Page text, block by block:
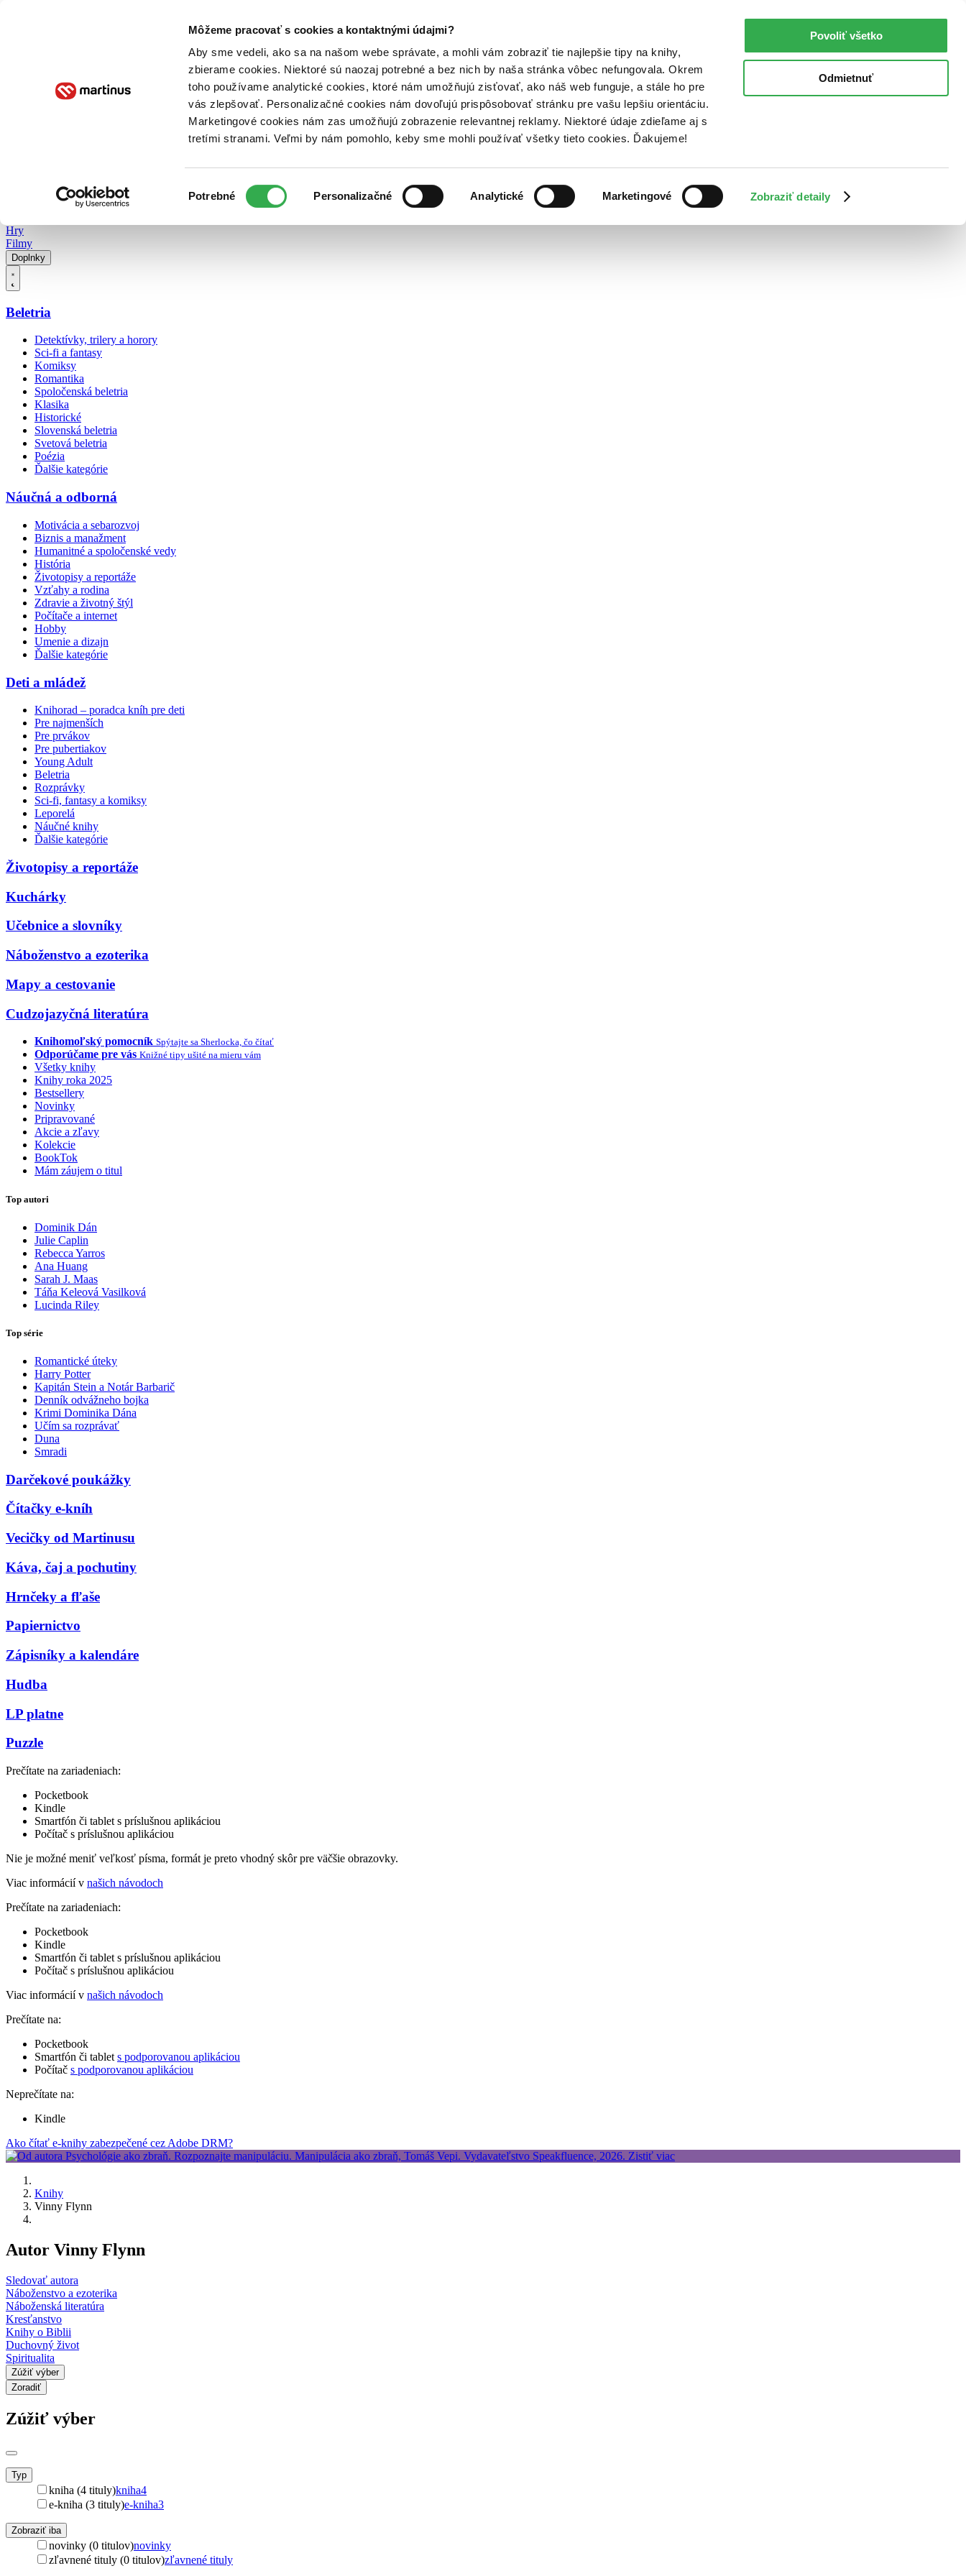
Môžeme pracovať s cookies a kontaktnými údajmi?
Aby sme vedeli, ako sa na našom webe správate, a mohli vám zobraziť tie najlepšie tipy na knihy,
zbierame cookies. Niektoré sú naozaj potrebné a bez nich by naša stránka vôbec nefungovala. Okrem
toho používame analytické cookies, ktoré nám umožňujú zisťovať, ako náš web funguje, a stále ho pre
vás zlepšovať. Personalizačné cookies nám dovoľujú prispôsobovať stránku pre vašu lepšiu orientáciu.
Marketingové cookies nám zas umožňujú zobrazenie relevantnej reklamy. Niektoré údaje zdieľame aj s
tretími stranami. Veľmi by nám pomohlo, keby sme mohli používať všetky tieto cookies. Ďakujeme!
súhlasu
Potrebné Personalizačné Analytické Marketingové Zobraziť detaily
Povoliť všetko
Odmietnuť
Poukážky Kontakt
Hry
Filmy
Doplnky
Beletria
Detektívky, trilery a horory
Sci-fi a fantasy
Komiksy
Romantika
Spoločenská beletria
Klasika
Historické
Slovenská beletria
Svetová beletria
Poézia
Ďalšie kategórie
Náučná a odborná
Motivácia a sebarozvoj
Biznis a manažment
Humanitné a spoločenské vedy
História
Životopisy a reportáže
Vzťahy a rodina
Zdravie a životný štýl
Počítače a internet
Hobby
Umenie a dizajn
Ďalšie kategórie
Deti a mládež
Knihorad – poradca kníh pre deti
Pre najmenších
Pre prvákov
Pre pubertiakov
Young Adult
Beletria
Rozprávky
Sci-fi, fantasy a komiksy
Leporelá
Náučné knihy
Ďalšie kategórie
Životopisy a reportáže
Kuchárky
Učebnice a slovníky
Náboženstvo a ezoterika
Mapy a cestovanie
Cudzojazyčná literatúra
Knihomoľský pomocník Spýtajte sa Sherlocka, čo čítať
Odporúčame pre vás Knižné tipy ušité na mieru vám
Všetky knihy
Knihy roka 2025
Bestsellery
Novinky
Pripravované
Akcie a zľavy
Kolekcie
BookTok
Mám záujem o titul
Top autori
Dominik Dán
Julie Caplin
Rebecca Yarros
Ana Huang
Sarah J. Maas
Táňa Keleová Vasilková
Lucinda Riley
Top série
Romantické úteky
Harry Potter
Kapitán Stein a Notár Barbarič
Denník odvážneho bojka
Krimi Dominika Dána
Učím sa rozprávať
Duna
Smradi
Darčekové poukážky
Čítačky e-kníh
Vecičky od Martinusu
Káva, čaj a pochutiny
Hrnčeky a fľaše
Papiernictvo
Zápisníky a kalendáre
Hudba
LP platne
Puzzle
Prečítate na zariadeniach:
Pocketbook
Kindle
Smartfón či tablet s príslušnou aplikáciou
Počítač s príslušnou aplikáciou
Nie je možné meniť veľkosť písma, formát je preto vhodný skôr pre väčšie obrazovky.
Viac informácií v našich návodoch
Prečítate na zariadeniach:
Pocketbook
Kindle
Smartfón či tablet s príslušnou aplikáciou
Počítač s príslušnou aplikáciou
Viac informácií v našich návodoch
Prečítate na:
Pocketbook
Smartfón či tablet s podporovanou aplikáciou
Počítač s podporovanou aplikáciou
Neprečítate na:
Kindle
Ako čítať e-knihy zabezpečené cez Adobe DRM?
Knihy
Vinny Flynn
Autor Vinny Flynn
Sledovať autora
Náboženstvo a ezoterika
Náboženská literatúra
Kresťanstvo
Knihy o Biblii
Duchovný život
Spiritualita
Zúžiť výber
Zoradiť
Zúžiť výber
Typ
kniha (4 tituly)kniha4
e-kniha (3 tituly)e-kniha3
Zobraziť iba
novinky (0 titulov)novinky
zľavnené tituly (0 titulov)zľavnené tituly